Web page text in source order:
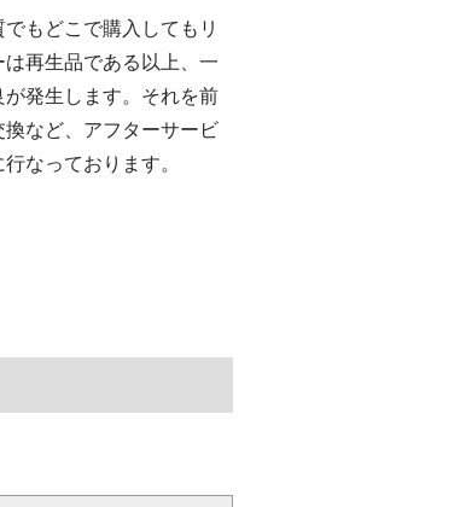
もどこで購入してもリ
再生品である以上、一
が発生します。それを前
など、アフターサービ
なっております。